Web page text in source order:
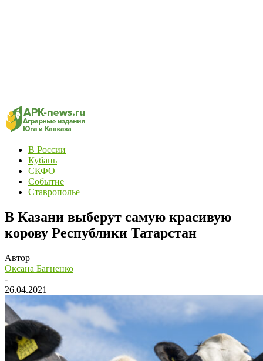
В России
Кубань
СКФО
Событие
Ставрополье
В Казани выберут самую красивую
корову Республики Татарстан
Автор
Оксана Багненко
-
26.04.2021